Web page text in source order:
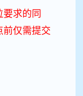
求的同
前仅需提交